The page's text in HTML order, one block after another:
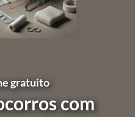
gratuito
com